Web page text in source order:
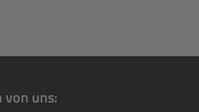
von uns: